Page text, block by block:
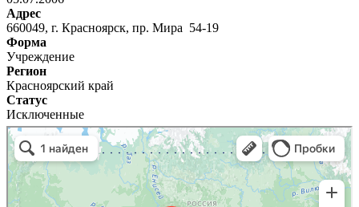
Адрес
660049, г. Красноярск, пр. Мира 54-19
Форма
Учреждение
Регион
Красноярский край
Статус
Исключенные